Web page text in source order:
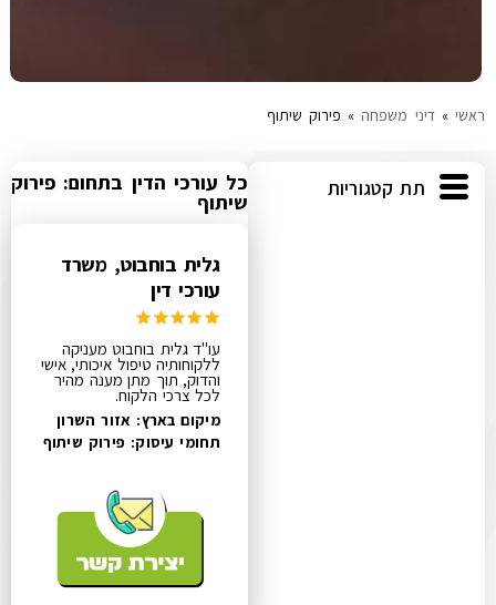
ראשי »דיני משפחה » פירוק שיתוף
תת קטגוריות כל עורכי הדין בתחום: פירוק
שיתוף
גלית בוחבוט, משרד
עורכי דין
עו"ד גלית בוחבוט מעניקה
ללקוחותיה טיפול איכותי, אישי
והדוק, תוך מתן מענה מהיר
לכל צרכי הלקוח.
מיקום בארץ: אזור השרון
תחומי עיסוק: פירוק שיתוף